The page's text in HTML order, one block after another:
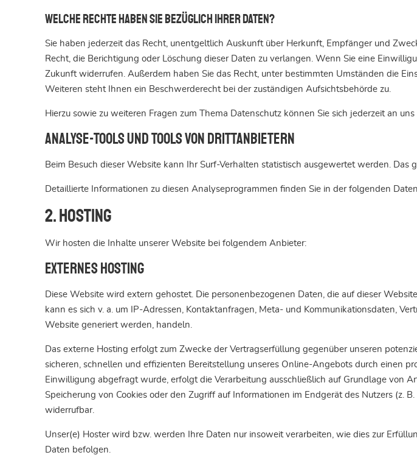
Welche Rechte haben Sie bezüglich Ihrer Daten?
Sie haben jederzeit das Recht, unentgeltlich Auskunft über Herkunft, Empfänger und
Recht, die Berichtigung oder Löschung dieser Daten zu verlangen. Wenn Sie eine
Zukunft widerrufen. Außerdem haben Sie das Recht, unter bestimmten Umständen die
Weiteren steht Ihnen ein Beschwerderecht bei der zuständigen Aufsichtsbehörde zu.
Hierzu sowie zu weiteren Fragen zum Thema Datenschutz können Sie sich jederzeit an
Analyse-Tools und Tools von Dritt­anbietern
Beim Besuch dieser Website kann Ihr Surf-Verhalten statistisch ausgewertet werden.
Detaillierte Informationen zu diesen Analyseprogrammen finden Sie in der folgenden
2. Hosting
Wir hosten die Inhalte unserer Website bei folgendem Anbieter:
Externes Hosting
Diese Website wird extern gehostet. Die personenbezogenen Daten, die auf dieser
kann es sich v. a. um IP-Adressen, Kontaktanfragen, Meta- und Kommunikationsdaten,
Website generiert werden, handeln.
Das externe Hosting erfolgt zum Zwecke der Vertragserfüllung gegenüber unseren
sicheren, schnellen und effizienten Bereitstellung unseres Online-Angebots durch einen
Einwilligung abgefragt wurde, erfolgt die Verarbeitung ausschließlich auf Grundlage von
Speicherung von Cookies oder den Zugriff auf Informationen im Endgerät des Nutzers (z.
widerrufbar.
Unser(e) Hoster wird bzw. werden Ihre Daten nur insoweit verarbeiten, wie dies zur
Daten befolgen.